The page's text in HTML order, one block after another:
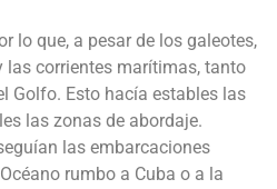
lo que, a pesar de los galeotes,
las corrientes marítimas, tanto
Golfo. Esto hacía estables las
las zonas de abordaje.
las embarcaciones
rumbo a Cuba o a la